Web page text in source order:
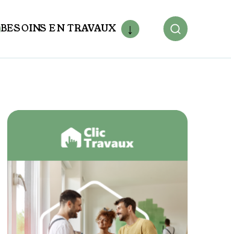
BESOINS EN TRAVAUX